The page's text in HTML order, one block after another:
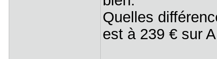
Quelles
est à 239 € sur